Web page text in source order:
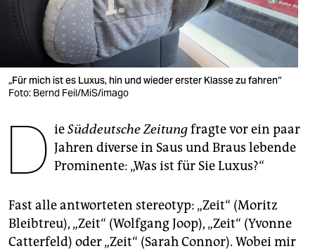
veranstaltungen
shop
fragen & hilfe
unterstützen
abo
genossenschaft
„Für mich ist es Luxus, hin und wieder erster Klasse zu fahren“
Foto: Bernd Feil/MiS/imago
D ieSüddeutsche Zeitungfragte vor ein paar
Jahren diverse in Saus und Braus lebende
Prominente: „Was ist für Sie Luxus?“
Fast alle antworteten stereotyp: „Zeit“ (Moritz
Bleibtreu), „Zeit“ (Wolfgang Joop), „Zeit“ (Yvonne
Catterfeld) oder „Zeit“ (Sarah Connor). Wobei mir